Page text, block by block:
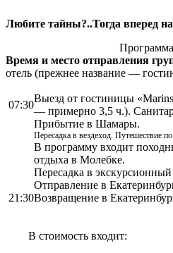
Любите тайны?..Тогда вперед
Время и место отправления
отель (прежнее название —
07:30
Выезд от гостиницы
— примерно 3,5 ч.).
Прибытие в Шамары.
Пересадка в вездеход. Путешествие
В программу входит
отдыха в Молебке.
Пересадка в
Отправление в
21:30Возвращение в
В стоимость входит: